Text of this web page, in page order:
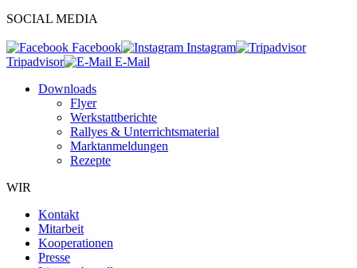
SOCIAL MEDIA
Facebook
Instagram
Tripadvisor
E-Mail
Downloads
Flyer
Werkstattberichte
Rallyes & Unterrichtsmaterial
Marktanmeldungen
Rezepte
WIR
Kontakt
Mitarbeit
Kooperationen
Presse